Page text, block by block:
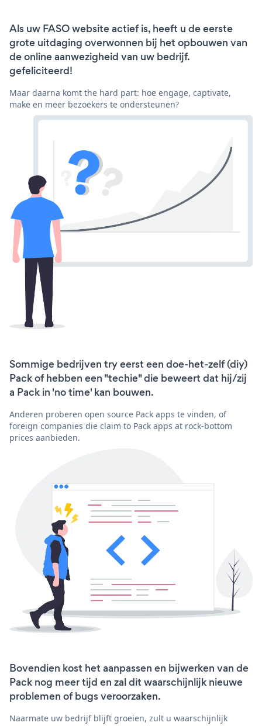
Als uw FASO website actief is, heeft u de eerste
grote uitdaging overwonnen bij het opbouwen van
de online aanwezigheid van uw bedrijf.
gefeliciteerd!
Maar daarna komt the hard part: hoe engage, captivate,
make en meer bezoekers te ondersteunen?
Sommige bedrijven try eerst een doe-het-zelf (diy)
Pack of hebben een "techie" die beweert dat hij/zij
a Pack in 'no time' kan bouwen.
Anderen proberen open source Pack apps te vinden, of
foreign companies die claim to Pack apps at rock-bottom
prices aanbieden.
Bovendien kost het aanpassen en bijwerken van de
Pack nog meer tijd en zal dit waarschijnlijk nieuwe
problemen of bugs veroorzaken.
Naarmate uw bedrijf blijft groeien, zult u waarschijnlijk